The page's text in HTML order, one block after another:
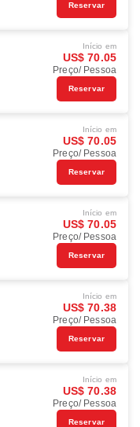
Reservar
Início em
US$ 70.05
Preço/ Pessoa
Reservar
Início em
US$ 70.05
Preço/ Pessoa
Reservar
Início em
US$ 70.05
Preço/ Pessoa
Reservar
Início em
US$ 70.38
Preço/ Pessoa
Reservar
Início em
US$ 70.38
Preço/ Pessoa
Reservar